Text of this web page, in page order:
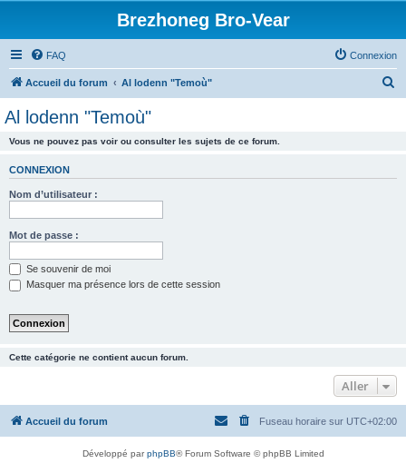
Brezhoneg Bro-Vear
FAQ Connexion
Accueil du forum Al lodenn "Temoù"
Al lodenn "Temoù"
Vous ne pouvez pas voir ou consulter les sujets de ce forum.
CONNEXION
Nom d’utilisateur :
Mot de passe :
Se souvenir de moi
Masquer ma présence lors de cette session
Cette catégorie ne contient aucun forum.
Aller
Accueil du forum Fuseau horaire sur UTC+02:00
Développé parphpBB® Forum Software © phpBB Limited